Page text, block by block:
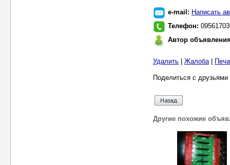
e-mail: Написать
Телефон:
Автор
Удалить Жалоба|
Поделиться с
Другие похожие